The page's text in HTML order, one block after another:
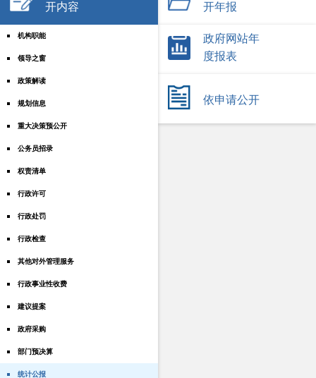
开内容
机构职能
领导之窗
政策解读
规划信息
重大决策预公开
公务员招录
权责清单
行政许可
行政处罚
行政检查
其他对外管理服务
行政事业性收费
建议提案
政府采购
部门预决算
统计公报
开年报
政府网站年
度报表
依申请公开